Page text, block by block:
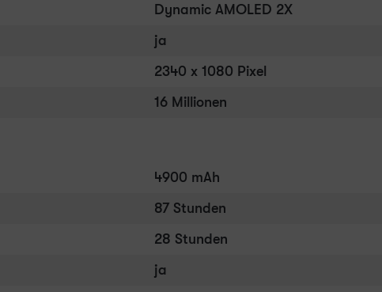
Dynamic AMOLED 2X
ja
2340 x 1080 Pixel
16 Millionen
4900 mAh
87 Stunden
28 Stunden
ja